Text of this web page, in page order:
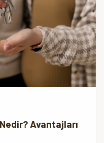
Avantajları